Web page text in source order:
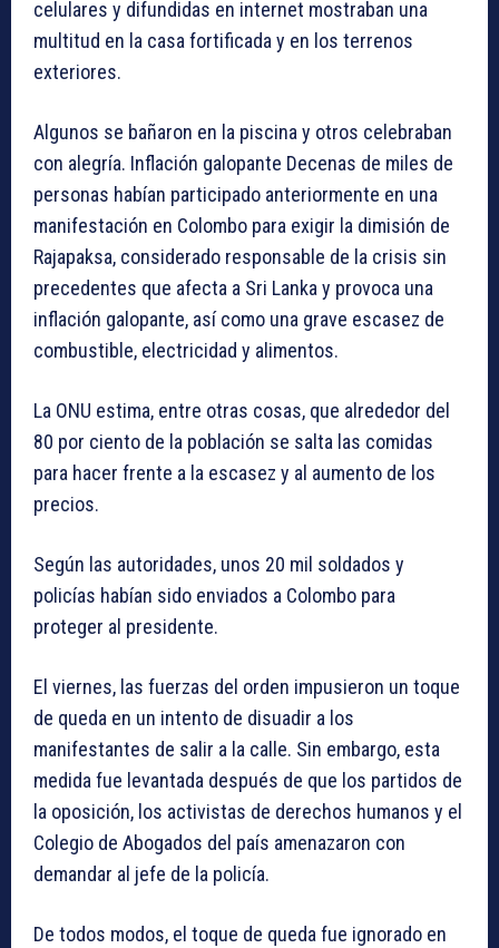
celulares y difundidas en internet mostraban una
multitud en la casa fortificada y en los terrenos
exteriores.
Algunos se bañaron en la piscina y otros celebraban
con alegría. Inflación galopante Decenas de miles de
personas habían participado anteriormente en una
manifestación en Colombo para exigir la dimisión de
Rajapaksa, considerado responsable de la crisis sin
precedentes que afecta a Sri Lanka y provoca una
inflación galopante, así como una grave escasez de
combustible, electricidad y alimentos.
La ONU estima, entre otras cosas, que alrededor del
80 por ciento de la población se salta las comidas
para hacer frente a la escasez y al aumento de los
precios.
Según las autoridades, unos 20 mil soldados y
policías habían sido enviados a Colombo para
proteger al presidente.
El viernes, las fuerzas del orden impusieron un toque
de queda en un intento de disuadir a los
manifestantes de salir a la calle. Sin embargo, esta
medida fue levantada después de que los partidos de
la oposición, los activistas de derechos humanos y el
Colegio de Abogados del país amenazaron con
demandar al jefe de la policía.
De todos modos, el toque de queda fue ignorado en